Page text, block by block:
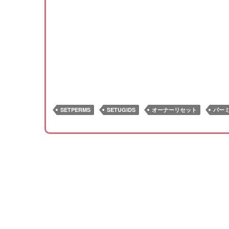
SETPERMS SETUGIDS オーナーリセット パー